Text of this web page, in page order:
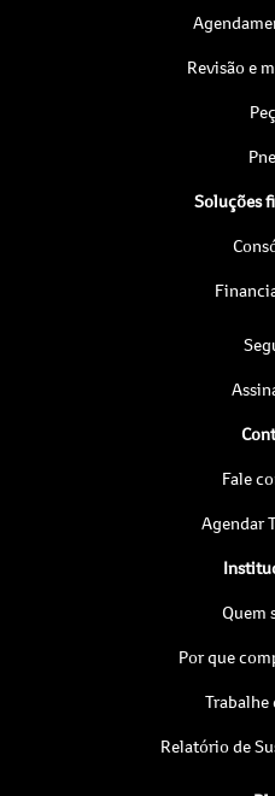
Revisão e
Soluções
Fale
Agendar
Quem
Por que
Trabalhe
Relatório de